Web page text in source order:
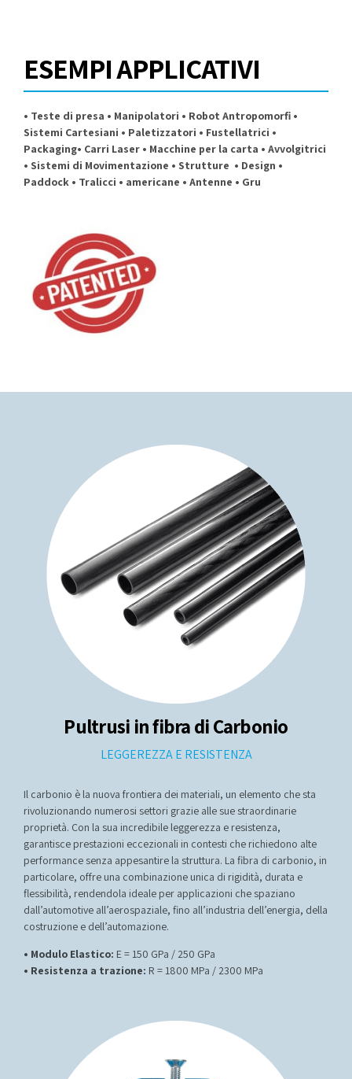
ESEMPI APPLICATIVI
• Teste di presa • Manipolatori • Robot Antropomorfi •
Sistemi Cartesiani • Paletizzatori • Fustellatrici •
Packaging• Carri Laser • Macchine per la carta • Avvolgitrici
• Sistemi di Movimentazione • Strutture • Design •
Paddock • Tralicci • americane • Antenne • Gru
Pultrusi in fibra di Carbonio
LEGGEREZZA E RESISTENZA
Il carbonio è la nuova frontiera dei materiali, un elemento che sta
rivoluzionando numerosi settori grazie alle sue straordinarie
proprietà. Con la sua incredibile leggerezza e resistenza,
garantisce prestazioni eccezionali in contesti che richiedono alte
performance senza appesantire la struttura. La fibra di carbonio, in
particolare, offre una combinazione unica di rigidità, durata e
flessibilità, rendendola ideale per applicazioni che spaziano
dall’automotive all’aerospaziale, fino all’industria dell’energia, della
costruzione e dell’automazione.
• Modulo Elastico: E = 150 GPa / 250 GPa
• Resistenza a trazione: R = 1800 MPa / 2300 MPa